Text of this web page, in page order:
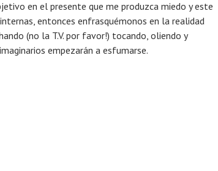
en el presente que me produzca miedo y este
entonces enfrasquémonos en la realidad
(no la T.V. por favor!) tocando, oliendo y
empezarán a esfumarse.